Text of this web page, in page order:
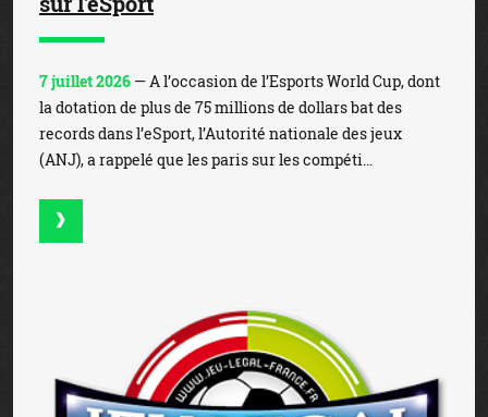
7 juillet 2026 — A l’occasion de l’Esports World Cup, dont
la dotation de plus de 75 millions de dollars bat des
records dans l’eSport, l’Autorité nationale des jeux
(ANJ), a rappelé que les paris sur les compéti...